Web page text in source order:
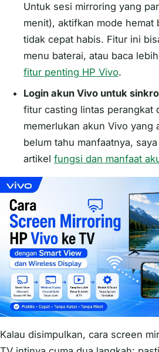
Untuk sesi mirroring yang
menit), aktifkan mode hemat
tidak cepat habis. Fitur ini
menu baterai, atau baca
fitur penting HP Vivo.
Login akun Vivo untuk
fitur casting lintas perangkat
memerlukan akun Vivo yang
belum tahu manfaatnya,
artikel fungsi dan manfaat
Kalau disimpulkan, cara screen